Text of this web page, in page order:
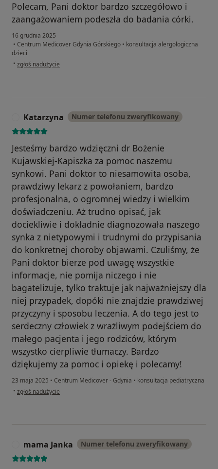
Polecam, Pani doktor bardzo szczegółowo i
zaangażowaniem podeszła do badania córki.
16 grudnia 2025
• Centrum Medicover Gdynia Górskiego • konsultacja alergologiczna
dzieci
• w opinii użytkownika Ja
zgłoś nadużycie
Katarzyna Numer telefonu zweryfikowany
Jesteśmy bardzo wdzięczni dr Bożenie
Kujawskiej-Kapiszka za pomoc naszemu
synkowi. Pani doktor to niesamowita osoba,
prawdziwy lekarz z powołaniem, bardzo
profesjonalna, o ogromnej wiedzy i wielkim
doświadczeniu. Aż trudno opisać, jak
dociekliwie i dokładnie diagnozowała naszego
synka z nietypowymi i trudnymi do przypisania
do konkretnej choroby objawami. Czuliśmy, że
Pani doktor bierze pod uwagę wszystkie
informacje, nie pomija niczego i nie
bagatelizuje, tylko traktuje jak najważniejszy dla
niej przypadek, dopóki nie znajdzie prawdziwej
przyczyny i sposobu leczenia. A do tego jest to
serdeczny człowiek z wrażliwym podejściem do
małego pacjenta i jego rodziców, którym
wszystko cierpliwie tłumaczy. Bardzo
dziękujemy za pomoc i opiekę i polecamy!
23 maja 2025 • Centrum Medicover - Gdynia • konsultacja pediatryczna
• w opinii użytkownika Katarzyna
zgłoś nadużycie
mama Janka Numer telefonu zweryfikowany